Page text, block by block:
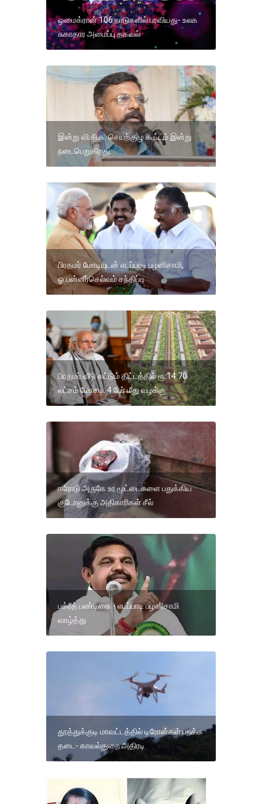
ஒமைக்ரான் 106 நாடுகளில் பரவியது- உலக
சுகாதார அமைப்பு தகவல்
இன்று வி.சி.க. செயற்குழு கூட்டம் இன்று
நடைபெறுகிறது.
பிரதமர் மோடியுடன் எடப்பாடி பழனிசாமி,
ஓ.பன்னீர்செல்வம் சந்திப்பு
பிரதமர் வீடு கட்டும் திட்டத்தில் ரூ.14.70
லட்சம் மோசடி: 4 பேர் மீது வழக்கு
ஈரோடு அருகே உர மூட்டைகளை பதுக்கிய
குடோனுக்கு அதிகாரிகள் சீல்
பக்ரீத் பண்டிகை - எடப்பாடி பழனிசாமி
வாழ்த்து
தூத்துக்குடி மாவட்டத்தில் டிரோன்கள் பறக்க
தடை- காவல்துறை அதிரடி